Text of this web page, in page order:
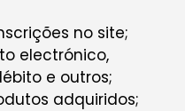
no site;
electrónico,
e outros;
adquiridos;